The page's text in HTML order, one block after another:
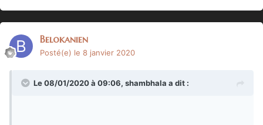
Belokanien
Posté(e) le 8 janvier 2020
Le 08/01/2020 à 09:06, shambhala a dit :